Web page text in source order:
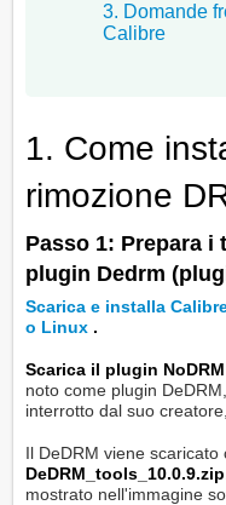
3. Domande
Calibre
1. Come
rimozione
Passo 1: Prepara i
plugin Dedrm
Scarica e installa
o Linux .
Scarica il plugin
noto come plugin
interrotto dal suo
Il DeDRM viene scaricato
DeDRM_tools_10.0.9.zip
mostrato nell'immagine